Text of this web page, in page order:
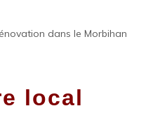
local